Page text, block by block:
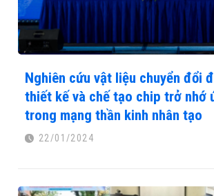
Nghiên cứu vật liệu chuyển đổi
thiết kế và chế tạo chip trở nhớ
trong mạng thần kinh nhân tạo
22/01/2024